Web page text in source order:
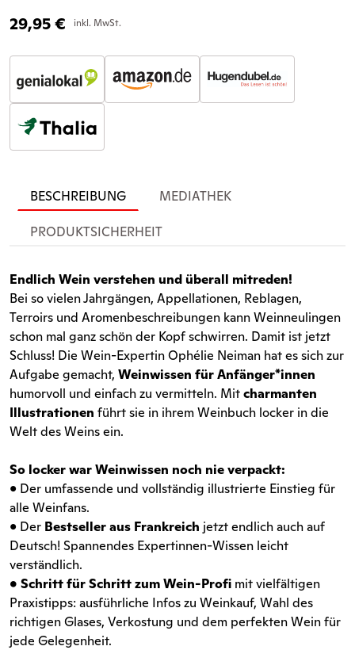
29,95€ inkl. MwSt.
BESCHREIBUNG MEDIATHEK
PRODUKTSICHERHEIT
Endlich Wein verstehen und überall mitreden!
Bei so vielen Jahrgängen, Appellationen, Reblagen,
Terroirs und Aromenbeschreibungen kann Weinneulingen
schon mal ganz schön der Kopf schwirren. Damit ist jetzt
Schluss! Die Wein-Expertin Ophélie Neiman hat es sich zur
Aufgabe gemacht, Weinwissen für Anfänger*innen
humorvoll und einfach zu vermitteln. Mitcharmanten
Illustrationen führt sie in ihrem Weinbuch locker in die
Welt des Weins ein.
So locker war Weinwissen noch nie verpackt:
• Der umfassende und vollständig illustrierte Einstieg für
alle Weinfans.
• Der Bestseller aus Frankreich jetzt endlich auch auf
Deutsch! Spannendes Expertinnen-Wissen leicht
verständlich.
• Schritt für Schritt zum Wein-Profi mit vielfältigen
Praxistipps: ausführliche Infos zu Weinkauf, Wahl des
richtigen Glases, Verkostung und dem perfekten Wein für
jede Gelegenheit.